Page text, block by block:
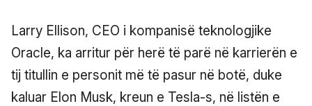
Larry Ellison, CEO i kompanisë teknologjike
Oracle, ka arritur për herë të parë në karrierën e
tij titullin e personit më të pasur në botë, duke
kaluar Elon Musk, kreun e Tesla-s, në listën e